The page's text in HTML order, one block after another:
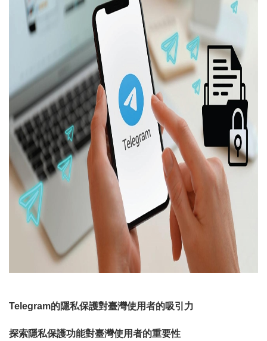
Telegram的隱私保護對臺灣使用者的吸引力
探索隱私保護功能對臺灣使用者的重要性